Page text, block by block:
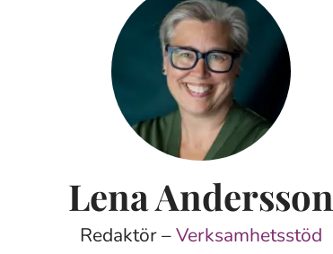
Lena Andersson
Redaktör –Verksamhetsstöd